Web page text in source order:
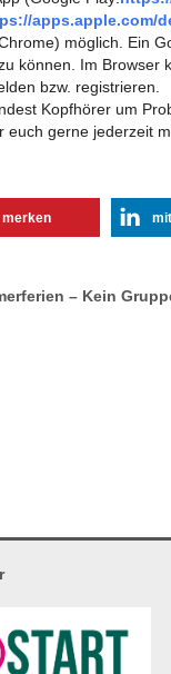
apps.apple.com/
möglich. Ein
können. Im Browser
bzw. registrieren.
Kopfhörer um
euch gerne jederzeit
merken
– Kein